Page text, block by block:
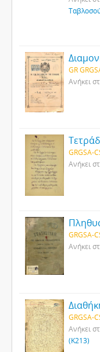
GR
Ανήκει
GRGSA-
Ανήκει
GRGSA-
Ανήκει
GRGSA-
Ανήκει
(Κ213)